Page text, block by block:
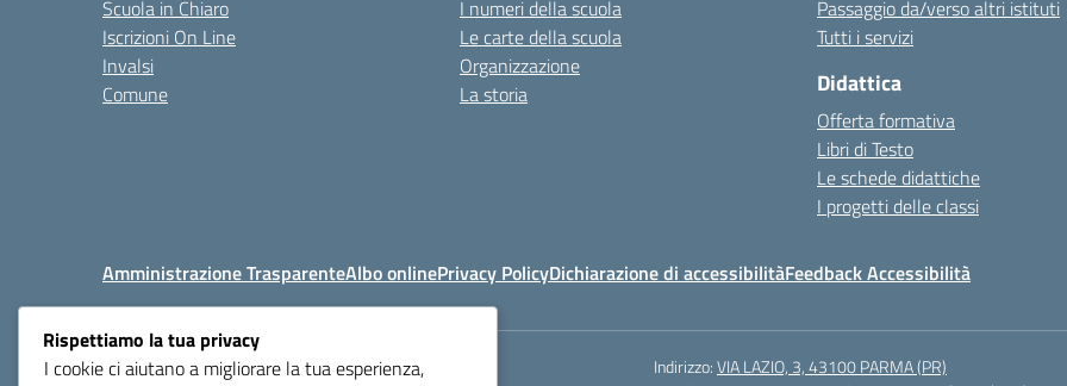
Scuola in Chiaro
Iscrizioni On Line
Invalsi
Comune
I numeri della scuola
Le carte della scuola
Organizzazione
La storia
Passaggio da/verso altri istituti
Tutti i servizi
Didattica
Offerta formativa
Libri di Testo
Le schede didattiche
I progetti delle classi
Amministrazione TrasparenteAlbo onlinePrivacy PolicyDichiarazione di accessibilitàFeedback Accessibilità
Indirizzo:VIA LAZIO, 3, 43100 PARMA (PR)
Rispettiamo la tua privacy
I cookie ci aiutano a migliorare la tua esperienza,